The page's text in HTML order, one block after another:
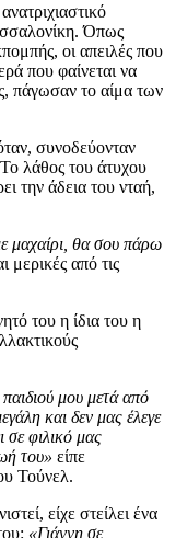
Όπως
οι απειλές που
που φαίνεται να
πάγωσαν το αίμα των
συνοδεύονταν
λάθος του άτυχου
την άδεια του νταή,
μαχαίρι, θα σου πάρω
μερικές από τις
του η ίδια του η
μου μετά από
και δεν μας έλεγε
σε φιλικό μας
του» είπε
Τούνελ.
είχε στείλει ένα
«Γιάννη σε